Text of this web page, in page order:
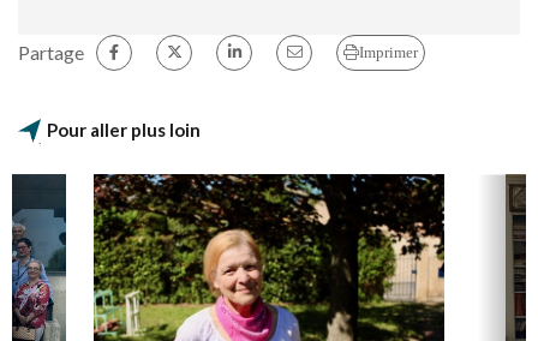
Partage Imprimer
Pour aller plus loin